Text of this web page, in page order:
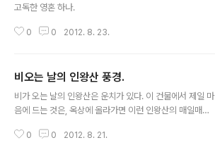
고독한 영혼 하나.
0 0 2012. 8. 23.
비오는 날의 인왕산 풍경.
비가 오는 날의 인왕산은 운치가 있다. 이 건물에서 제일 마
음에 드는 것은, 옥상에 올라가면 이런 인왕산의 매일매일
까이 있는 회사에 다니는 게 좋다.
0 0 2012. 8. 21.